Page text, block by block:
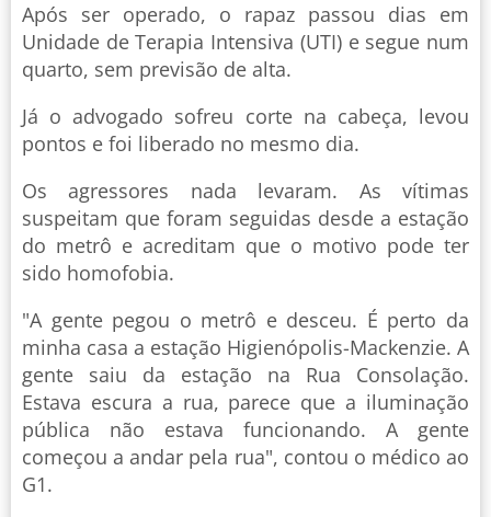
Após ser operado, o rapaz passou dias em
Unidade de Terapia Intensiva (UTI) e segue num
quarto, sem previsão de alta.
Já o advogado sofreu corte na cabeça, levou
pontos e foi liberado no mesmo dia.
Os agressores nada levaram. As vítimas
suspeitam que foram seguidas desde a estação
do metrô e acreditam que o motivo pode ter
sido homofobia.
"A gente pegou o metrô e desceu. É perto da
minha casa a estação Higienópolis-Mackenzie. A
gente saiu da estação na Rua Consolação.
Estava escura a rua, parece que a iluminação
pública não estava funcionando. A gente
começou a andar pela rua", contou o médico ao
G1.